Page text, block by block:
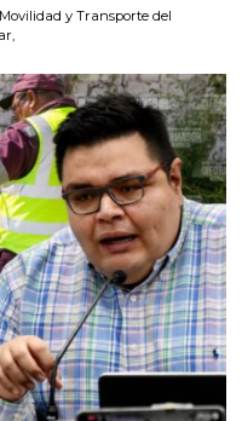
y Transporte del